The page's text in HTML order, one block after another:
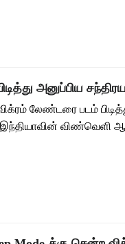
அனுப்பிய
லேண்டரை படம்
விண்வெளி